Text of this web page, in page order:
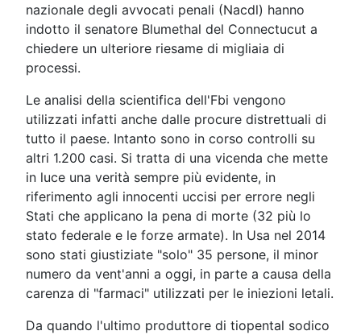
nazionale degli avvocati penali (Nacdl) hanno
indotto il senatore Blumethal del Connectucut a
chiedere un ulteriore riesame di migliaia di
processi.
Le analisi della scientifica dell'Fbi vengono
utilizzati infatti anche dalle procure distrettuali di
tutto il paese. Intanto sono in corso controlli su
altri 1.200 casi. Si tratta di una vicenda che mette
in luce una verità sempre più evidente, in
riferimento agli innocenti uccisi per errore negli
Stati che applicano la pena di morte (32 più lo
stato federale e le forze armate). In Usa nel 2014
sono stati giustiziate "solo" 35 persone, il minor
numero da vent'anni a oggi, in parte a causa della
carenza di "farmaci" utilizzati per le iniezioni letali.
Da quando l'ultimo produttore di tiopental sodico